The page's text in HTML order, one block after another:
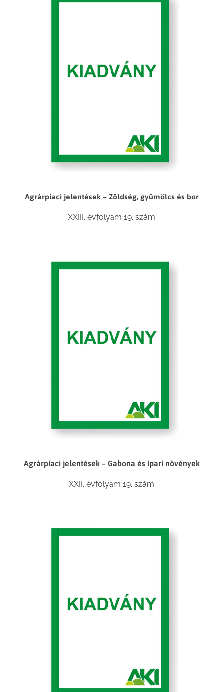
Agrárpiaci jelentések – Zöldség, gyümölcs és bor
XXIII. évfolyam 19. szám
Agrárpiaci jelentések – Gabona és ipari növények
XXII. évfolyam 19. szám